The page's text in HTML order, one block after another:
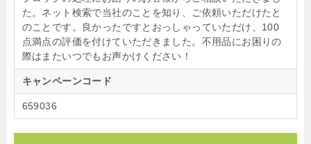
た。ネット検索で当社のことを知り、ご依頼いただけたと
のことです。良かったですとおっしゃっていただけ、100
点満点の評価を付けていただきました。不用品にお困りの
際はまたいつでもお声かけください！
キャンペーンコード
659036